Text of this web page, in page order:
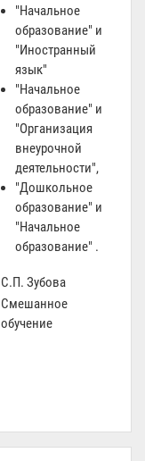
"Начальное
образование" и
"Иностранный
язык"
"Начальное
образование" и
"Организация
внеурочной
деятельности",
"Дошкольное
образование" и
"Начальное
образование" .
С.П. Зубова
Смешанное
обучение